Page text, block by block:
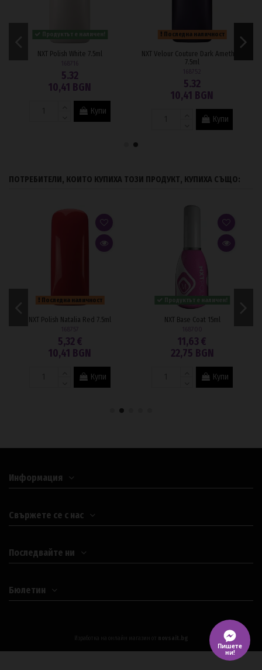
NXT Polish White 7.5ml
5.32
10,41 BGN
Купи
Последна наличност
NXT Velour Couture Dark Amethyst
7.5ml
5.32
10,41 BGN
Купи
ПОТРЕБИТЕЛИ, КОИТО КУПИХА ТОЗИ ПРОДУКТ, КУПИХА СЪЩО:
Последна наличност
NXT Polish Natalia Red 7.5ml
5,32 €
10,41 BGN
Купи
NXT Base Coat 15ml
11,63 €
22,75 BGN
Купи
Пишете
ни!
Информация
Свържете се с нас
Последвайте ни
Бюлетин
Изработка на онлайн магазин от novsait.bg